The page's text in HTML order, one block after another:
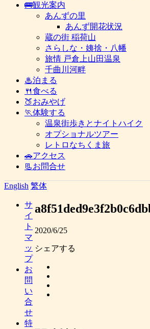
🚌観光案内
あんずの里
あんず開花状況
蔵の街 稲荷山
さらしな・姨捨・八幡
旅情 戸倉上山田温泉
千曲川河畔
♨泊まる
🍴食べる
🍑おみやげ
🏃体験する
温泉街歩きとナイトハイク
オプショナルツアー
レトロなちくま旅
🚗アクセス
📃お問合せ
English 繁体
2020/6/25
シェアする
サ
イ
ト
マ
ッ
プ
お
問
い
合
せ
特